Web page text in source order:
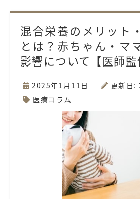
混合栄養のメリット
とは？赤ちゃん・マ
影響について【医師監
2025年1月11日
更新日:
医療コラム